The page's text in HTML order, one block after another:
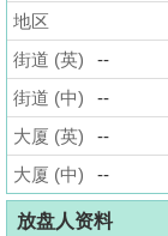
宅
谷
按
揭
地
产
博
地区
街道 (英)
--
街道 (中)
--
大厦 (英)
--
大厦 (中)
--
放盘人资料